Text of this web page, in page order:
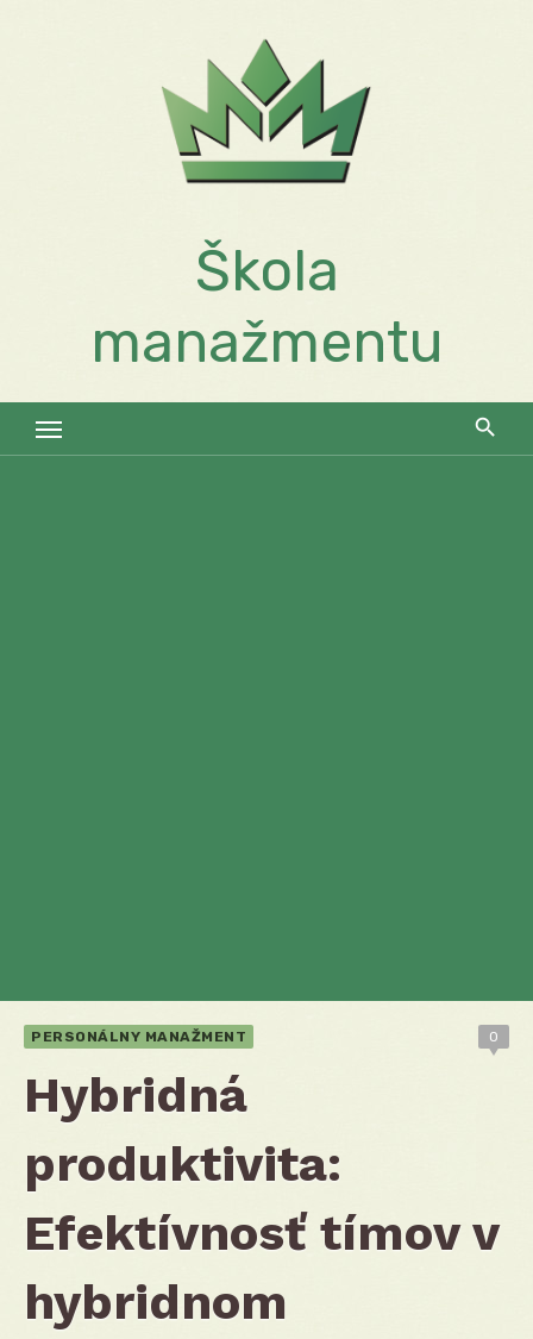
Škola
manažmentu
PERSONÁLNY MANAŽMENT 0
Hybridná
produktivita:
Efektívnosť tímov v
hybridnom